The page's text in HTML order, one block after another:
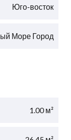
Юго-восток
Море Город
1.00 м²